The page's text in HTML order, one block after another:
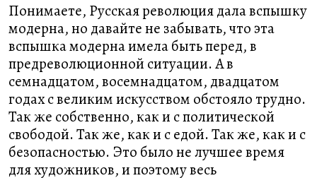
Понимаете, Русская революция дала вспышку
модерна, но давайте не забывать, что эта
вспышка модерна имела быть перед, в
предреволюционной ситуации. А в
семнадцатом, восемнадцатом, двадцатом
годах с великим искусством обстояло трудно.
Так же собственно, как и с политической
свободой. Так же, как и с едой. Так же, как и с
безопасностью. Это было не лучшее время
для художников, и поэтому весь